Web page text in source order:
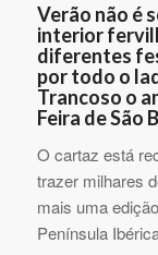
Verão não é
interior
diferentes
por todo o
Trancoso o
Feira de São
O cartaz está
trazer milhares
mais uma
Península